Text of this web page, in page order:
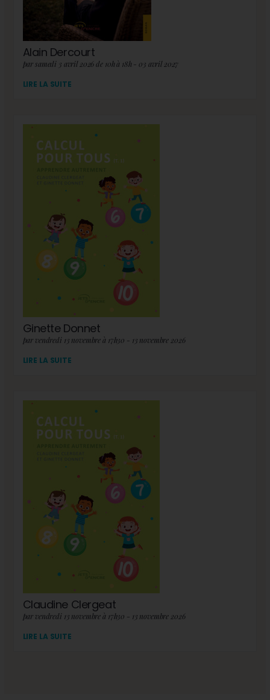
Alain Dercourt
par samedi 3 avril 2026 de 10h à 18h - 03 avril 2027
LIRE LA SUITE
Ginette Donnet
par vendredi 13 novembre à 17h30 - 13 novembre 2026
LIRE LA SUITE
Claudine Clergeat
par vendredi 13 novembre à 17h30 - 13 novembre 2026
LIRE LA SUITE